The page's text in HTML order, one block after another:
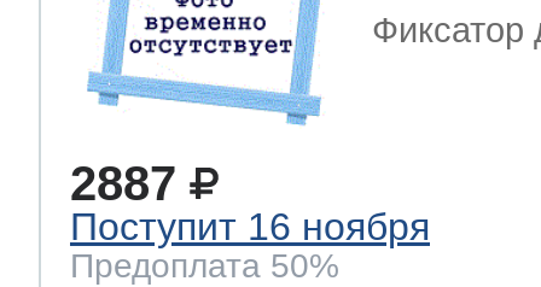
2887
Поступит 16 ноября
Предоплата 50%